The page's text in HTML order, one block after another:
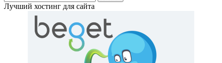
Лучший хостинг для сайта